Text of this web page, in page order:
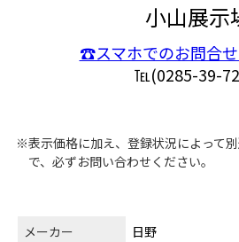
小山展示
☎スマホでのお問合
℡(0285-39-
※表示価格に加え、登録状況によって
で、必ずお問い合わせください。
メーカー
日野